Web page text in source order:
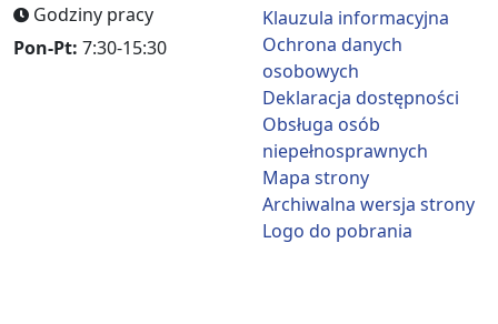
Godziny pracy
Pon-Pt: 7:30-15:30
Klauzula informacyjna
Ochrona danych
osobowych
Deklaracja dostępności
Obsługa osób
niepełnosprawnych
Mapa strony
Archiwalna wersja strony
Logo do pobrania